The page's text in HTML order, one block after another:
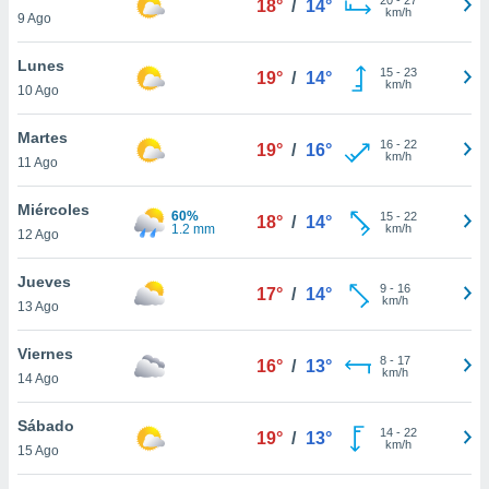
más
nuestra
y
de
disponible
cookies
aceptar
9 Ago
18° / 14°
km/h
Lunes
10 Ago
19° / 14° 15- 23
km/h
Martes
11 Ago
19° / 16° 16- 22
km/h
Miércoles
12 Ago
60%
1.2 mm
18° / 14° 15- 22
km/h
Jueves
13 Ago
17° / 14° 9- 16
km/h
Viernes
14 Ago
16° / 13° 8- 17
km/h
Sábado
15 Ago
19° / 13° 14- 22
km/h